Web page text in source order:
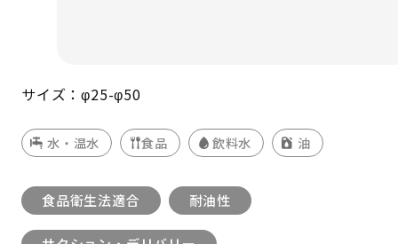
サイズ：φ25-φ50
水・温水 食品 飲料水 油
食品衛生法適合 耐油性